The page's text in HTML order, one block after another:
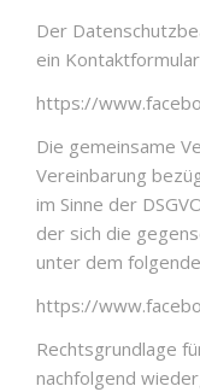
Der
ein
https://
Die gemeinsame
Vereinbarung
im Sinne der
der sich die
unter dem
https://
Rechtsgrundlage
nachfolgend